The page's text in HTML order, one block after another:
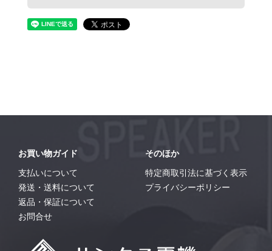
お買い物ガイド
支払いについて
発送・送料について
返品・保証について
お問合せ
そのほか
特定商取引法に基づく表示
プライバシーポリシー